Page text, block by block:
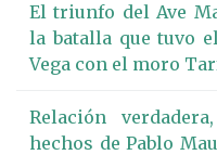
El triunfo del Ave
la batalla que tuvo
Vega con el moro
Relación
hechos de Pablo